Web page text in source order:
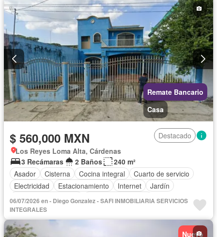
Remate Bancario
Casa
$ 560,000 MXN
Destacado
Los Reyes Loma Alta, Cárdenas
3 Recámaras
2 Baños
240 m²
Asador
Cisterna Cocina integral
Cuarto de servicio
Electricidad
Estacionamiento Internet
Jardín
Recámara con closet
Televisión por cable
Vista panorámica
06/07/2026 en - Diego Gonzalez - SAFI INMOBILIARIA SERVICIOS
INTEGRALES
Nuevo